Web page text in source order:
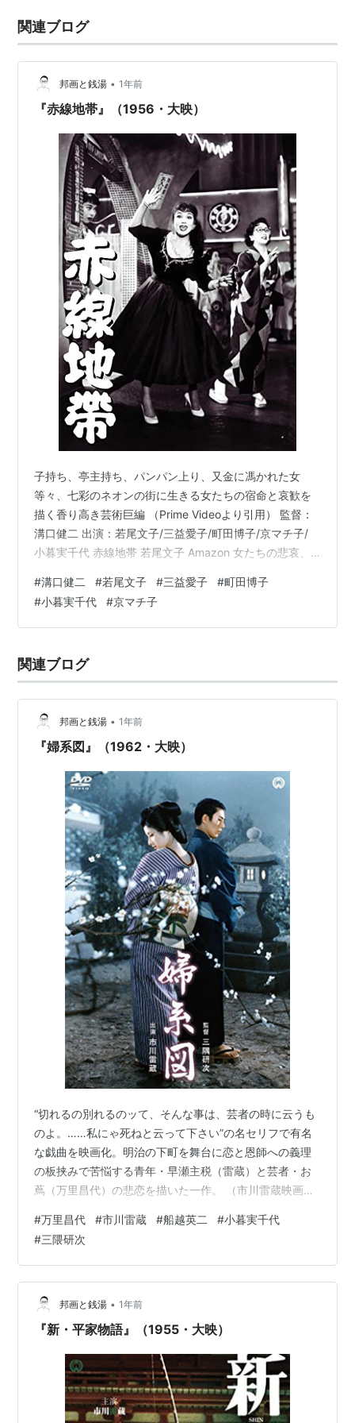
関連ブログ
邦画と銭湯 • 1年前
『赤線地帯』（1956・大映）
子持ち、亭主持ち、パンパン上り、又金に馮かれた女
等々、七彩のネオンの街に生きる女たちの宿命と哀歓を
描く香り高き芸術巨編 （Prime Videoより引用） 監督：
溝口健二 出演：若尾文子/三益愛子/町田博子/京マチ子/
小暮実千代 赤線地帯 若尾文子 Amazon 女たちの悲哀、
子！ とにかく身体を張る京マチ子！ このままなんてこと
もなく、女たちも時代に波にさらされ、そして様々な人
生模様が起こっていく。 それでも生きていく感！ ランキ
#溝口健二 #若尾文子 #三益愛子 #町田博子
#小暮実千代 #京マチ子
関連ブログ
邦画と銭湯 • 1年前
『婦系図』（1962・大映）
“切れるの別れるのッて、そんな事は、芸者の時に云うも
のよ。……私にゃ死ねと云って下さい”の名セリフで有名
な戯曲を映画化。明治の下町を舞台に恋と恩師への義理
の板挟みで苦悩する青年・早瀬主税（雷蔵）と芸者・お
蔦（万里昌代）の悲恋を描いた一作。 （市川雷蔵映画祭
越英二/三條魔子/小暮実千代 婦系図 [DVD] 市川雷蔵
Amazon 美しい。 スリをしていした少年は、すったおや
じに捕まり、あわや警察にとおもったところを書生とし
て迎えられる。 そして彼は芸者と恋をして……内緒で内
縁の夫婦関係に。 世話になった先生の娘に結婚の話が持
ち上がるが、その…
#万里昌代 #市川雷蔵 #船越英二 #小暮実千代
#三隈研次
邦画と銭湯 • 1年前
『新・平家物語』（1955・大映）